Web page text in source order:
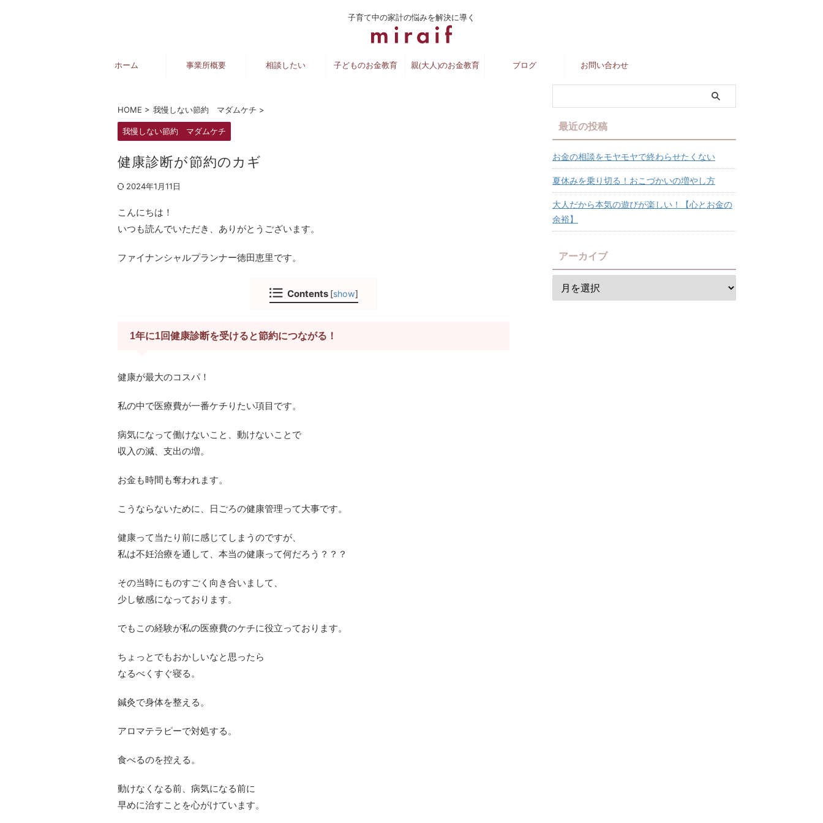
子育て中の家計の悩みを解決に導く
ホーム 事業所概要 相談したい 子どものお金教育 親(大人)のお金教育 ブログ お問い合わせ
HOME > 我慢しない節約 マダムケチ >
我慢しない節約 マダムケチ
健康診断が節約のカギ
2024年1月11日
こんにちは！
いつも読んでいただき、ありがとうございます。
ファイナンシャルプランナー徳田恵里です。
Contents [show]
1年に1回健康診断を受けると節約につながる！
健康が最大のコスパ！
私の中で医療費が一番ケチりたい項目です。
病気になって働けないこと、動けないことで
収入の減、支出の増。
お金も時間も奪われます。
こうならないために、日ごろの健康管理って大事です。
健康って当たり前に感じてしまうのですが、
私は不妊治療を通して、本当の健康って何だろう？？？
その当時にものすごく向き合いまして、
少し敏感になっております。
でもこの経験が私の医療費のケチに役立っております。
ちょっとでもおかしいなと思ったら
なるべくすぐ寝る。
鍼灸で身体を整える。
アロマテラピーで対処する。
食べるのを控える。
動けなくなる前、病気になる前に
早めに治すことを心がけています。
最近の投稿
お金の相談をモヤモヤで終わらせたくない
夏休みを乗り切る！おこづかいの増やし方
大人だから本気の遊びが楽しい！【心とお金の
余裕】
アーカイブ